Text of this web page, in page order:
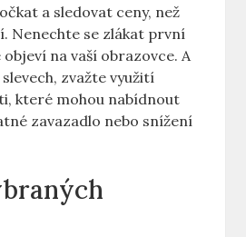
a sledovat ceny, než
Nenechte se zlákat první
na vaší obrazovce. A
zvažte využití
které mohou nabídnout
zavazadlo nebo snížení